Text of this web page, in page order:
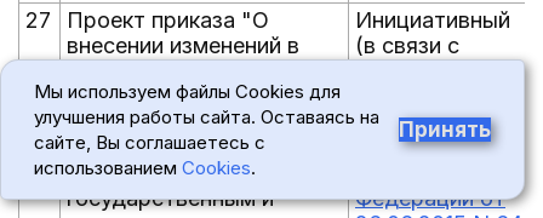
27
Проект приказа "О
внесении изменений в
нормативных затрат на
выполнение
государственных работ
федеральными
государственным и
Инициативный
(в связи с
постановление
Правительства
Федерации от
Мы используем файлы Cookies для
улучшения работы сайта. Оставаясь на
сайте, Вы соглашаетесь с
использованием Cookies.
Принять